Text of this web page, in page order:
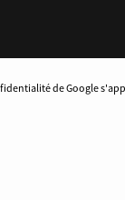
de Google